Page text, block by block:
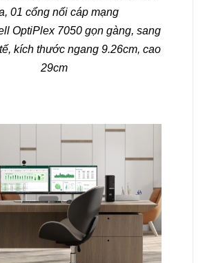
01 cổng nối cáp mạng
OptiPlex 7050 gọn gàng, sang
kích thước ngang 9.26cm, cao
29cm